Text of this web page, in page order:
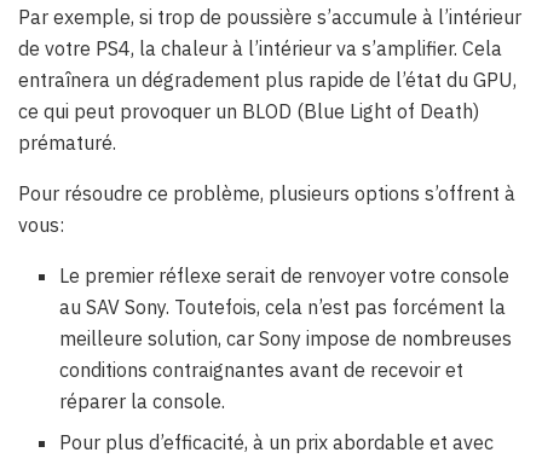
Par exemple, si trop de poussière s’accumule à l’intérieur
de votre PS4, la chaleur à l’intérieur va s’amplifier. Cela
entraînera un dégradement plus rapide de l’état du GPU,
ce qui peut provoquer un BLOD (Blue Light of Death)
prématuré.
Pour résoudre ce problème, plusieurs options s’offrent à
vous:
Le premier réflexe serait de renvoyer votre console
au SAV Sony. Toutefois, cela n’est pas forcément la
meilleure solution, car Sony impose de nombreuses
conditions contraignantes avant de recevoir et
réparer la console.
Pour plus d’efficacité, à un prix abordable et avec